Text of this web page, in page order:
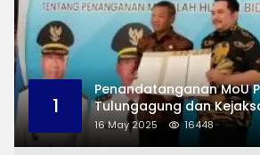
1
Penandatanganan MoU
Tulungagung dan
Permasalahan Hukum
16 May 2025 16448